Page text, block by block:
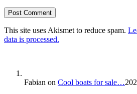
This site uses Akismet to reduce spam.
data is processed.
Fabian on Cool boats for sale…